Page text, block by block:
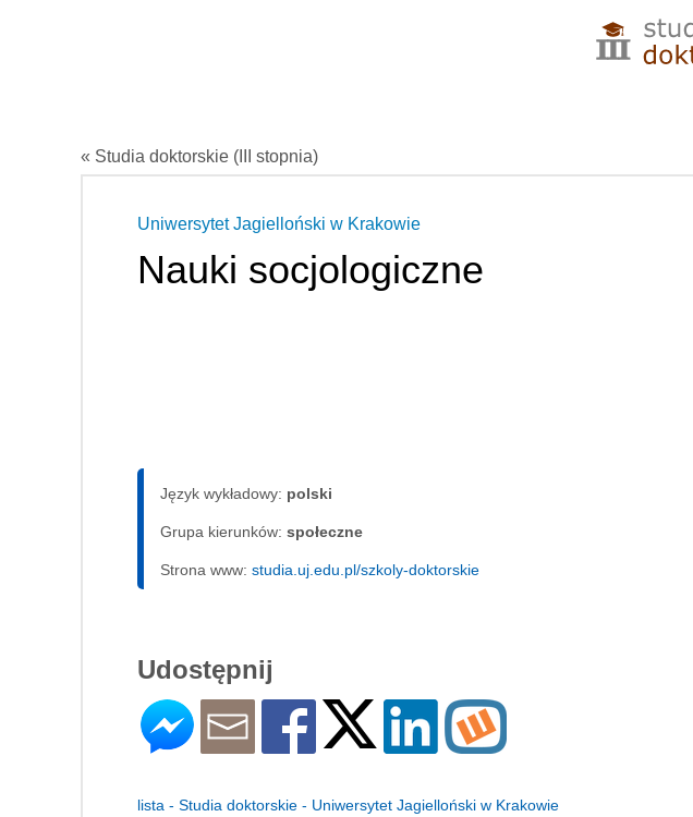
« Studia doktorskie (III stopnia)
Uniwersytet Jagielloński w Krakowie
Nauki socjologiczne
Język wykładowy: polski
Grupa kierunków: społeczne
Strona www: studia.uj.edu.pl/szkoly-doktorskie
Udostępnij
lista - Studia doktorskie - Uniwersytet Jagielloński w Krakowie